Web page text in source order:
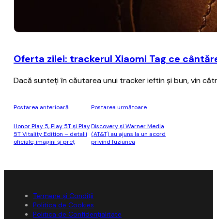
Oferta zilei: trackerul Xiaomi Tag ce
Dacă sunteţi în căutarea unui tracker ieftin şi bun, vin
Postarea anterioară
Honor Play 5, Play 5T şi Play
5T Vitality Edition – detalii
oficiale, imagini şi preţ
Postarea următoare
Discovery şi Warner Media
(AT&T) au ajuns la un acord
privind fuziunea
Termene și Condiții
Politica de Cookies
Politica de Confidențialitate